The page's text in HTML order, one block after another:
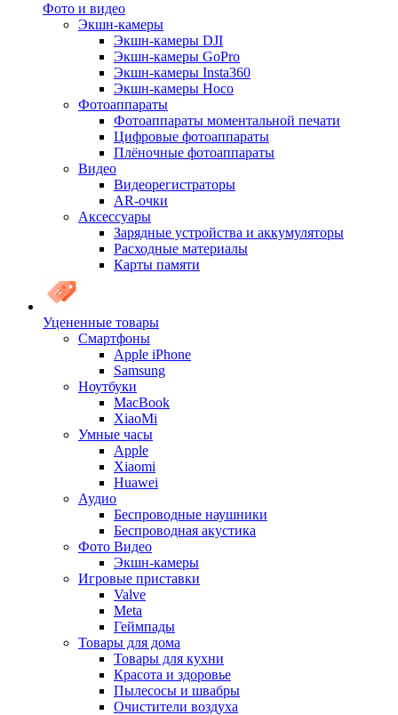
Фото и видео
Экшн-камеры
Экшн-камеры DJI
Экшн-камеры GoPro
Экшн-камеры Insta360
Экшн-камеры Hoco
Фотоаппараты
Фотоаппараты моментальной печати
Цифровые фотоаппараты
Плёночные фотоаппараты
Видео
Видеорегистраторы
AR-очки
Аксессуары
Зарядные устройства и аккумуляторы
Расходные материалы
Карты памяти
Уцененные товары
Cмартфоны
Apple iPhone
Samsung
Ноутбуки
MacBook
XiaoMi
Умные часы
Apple
Xiaomi
Huawei
Аудио
Беспроводные наушники
Беспроводная акустика
Фото Видео
Экшн-камеры
Игровые приставки
Valve
Meta
Геймпады
Товары для дома
Товары для кухни
Красота и здоровье
Пылесосы и швабры
Очистители воздуха